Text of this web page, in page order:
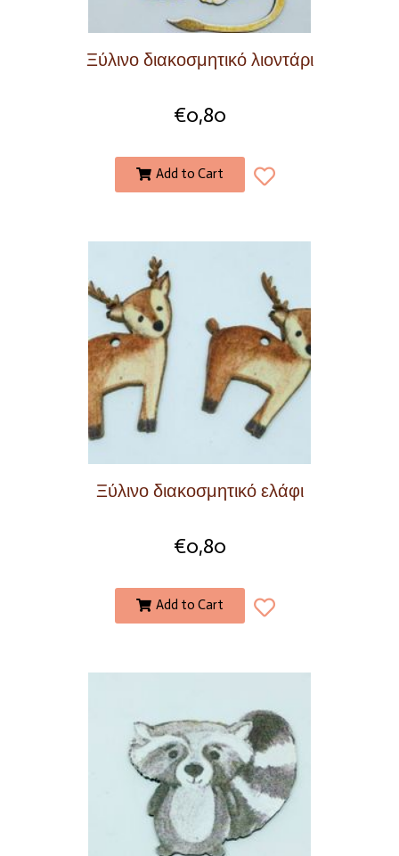
Ξύλινο διακοσμητικό λιοντάρι
€0,80
Add to Cart
Ξύλινο διακοσμητικό ελάφι
€0,80
Add to Cart